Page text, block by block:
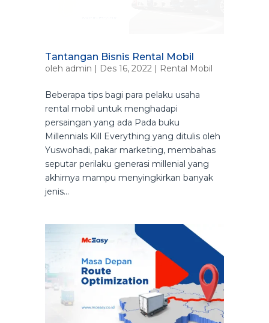
Tantangan Bisnis Rental Mobil
oleh admin | Des 16, 2022| Rental Mobil
Beberapa tips bagi para pelaku usaha
rental mobil untuk menghadapi
persaingan yang ada Pada buku
Millennials Kill Everything yang ditulis oleh
Yuswohadi, pakar marketing, membahas
seputar perilaku generasi millenial yang
akhirnya mampu menyingkirkan banyak
jenis...